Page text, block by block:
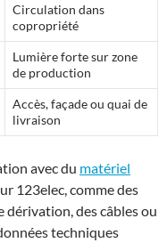
Circulation dans
copropriété
Lumière forte sur zone
de production
Accès, façade ou quai de
livraison
avec du matériel
123elec, comme des
des câbles ou
techniques